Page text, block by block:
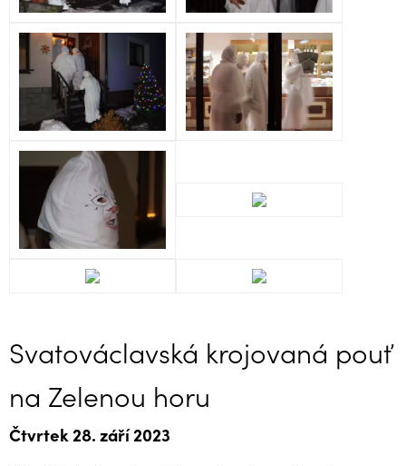
Svatováclavská krojovaná pouť
na Zelenou horu
Čtvrtek 28. září 2023